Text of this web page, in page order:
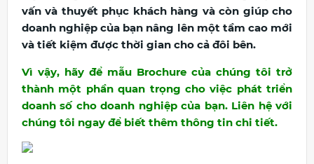
vấn và thuyết phục khách hàng và còn giúp cho
doanh nghiệp của bạn nâng lên một tầm cao mới
và tiết kiệm được thời gian cho cả đôi bên.
Vì vậy, hãy để mẫu Brochure của chúng tôi trở
thành một phần quan trọng cho việc phát triển
doanh số cho doanh nghiệp của bạn. Liên hệ với
chúng tôi ngay để biết thêm thông tin chi tiết.